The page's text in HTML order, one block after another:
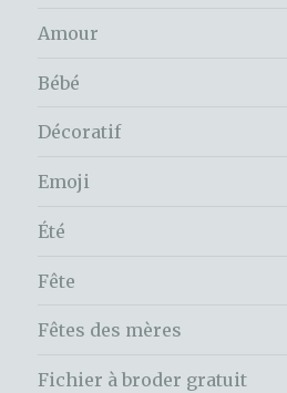
Amour
Bébé
Décoratif
Emoji
Été
Fête
Fêtes des mères
Fichier à broder gratuit